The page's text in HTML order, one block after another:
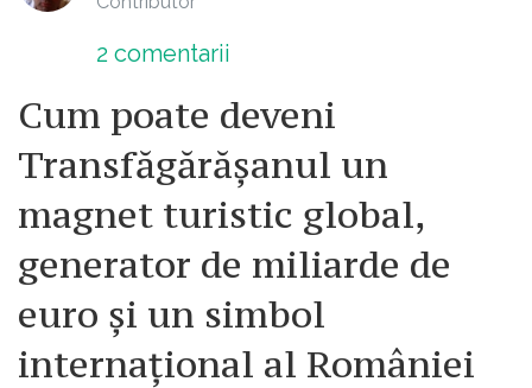
2 comentarii
Cum poate deveni
Transfăgărășanul un
magnet turistic global,
generator de miliarde de
euro și un simbol
internațional al României